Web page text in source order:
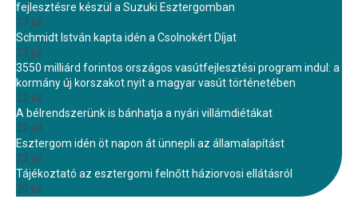
fejlesztésre készül a Suzuki Esztergomban
27 júl.
Schmidt István kapta idén a Csolnokért Díjat
23 júl.
3550 milliárd forintos országos vasútfejlesztési program indul: a
kormány új korszakot nyit a magyar vasút történetében
22 júl.
A bélrendszerünk is bánhatja a nyári villámdiétákat
22 júl.
Esztergom idén öt napon át ünnepli az államalapítást
22 júl.
Tájékoztató az esztergomi felnőtt háziorvosi ellátásról
20 júl.